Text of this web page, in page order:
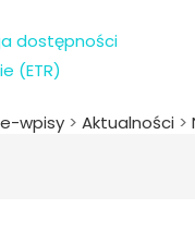
dostępności
(ETR)
wpisy > Aktualności >